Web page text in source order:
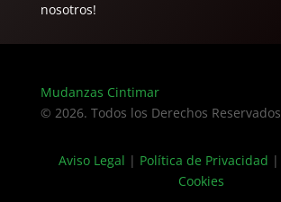
nosotros!
Mudanzas Cintimar
© 2026. Todos los Derechos Reservados
Aviso Legal | Política de Privacidad |
Cookies